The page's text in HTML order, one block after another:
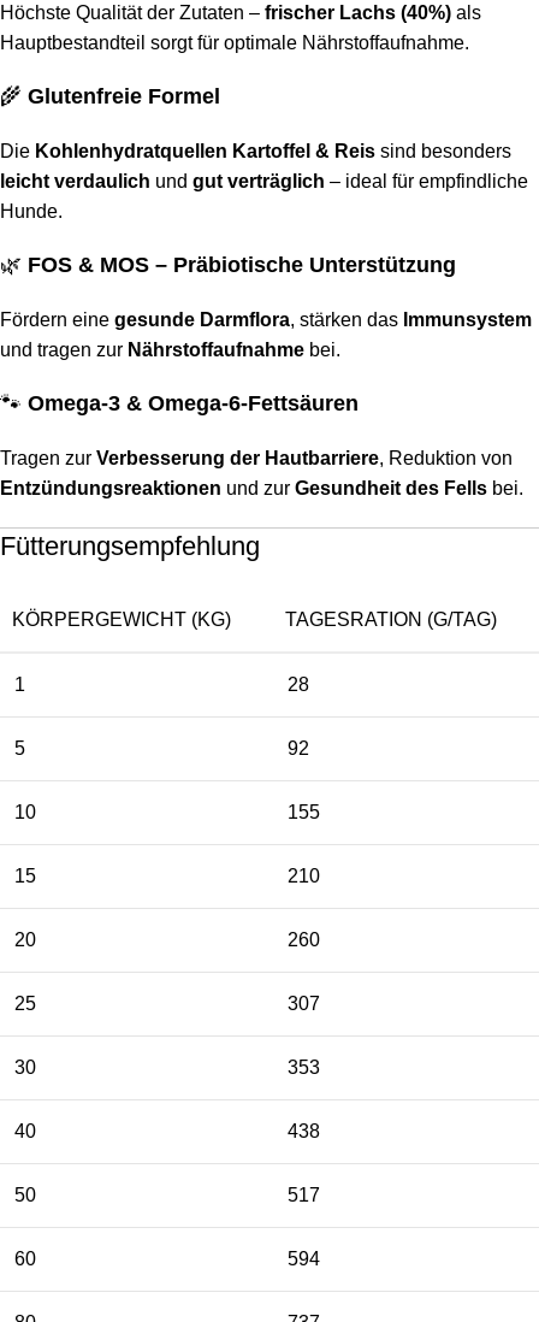
Höchste Qualität der Zutaten – frischer Lachs (40%) als
Hauptbestandteil sorgt für optimale Nährstoffaufnahme.
🌾 Glutenfreie Formel
Die Kohlenhydratquellen Kartoffel & Reis sind besonders
leicht verdaulich und gut verträglich – ideal für empfindliche
Hunde.
🌿 FOS & MOS – Präbiotische Unterstützung
Fördern eine gesunde Darmflora, stärken das Immunsystem
und tragen zur Nährstoffaufnahme bei.
🐾 Omega-3 & Omega-6-Fettsäuren
Tragen zur Verbesserung der Hautbarriere, Reduktion von
Entzündungsreaktionen und zur Gesundheit des Fells bei.
Fütterungsempfehlung
KÖRPERGEWICHT (KG) TAGESRATION (G/TAG)
1 28
5 92
10 155
15 210
20 260
25 307
30 353
40 438
50 517
60 594